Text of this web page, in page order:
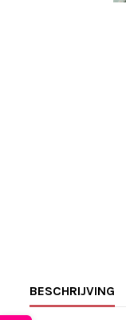
BESCHRIJVING